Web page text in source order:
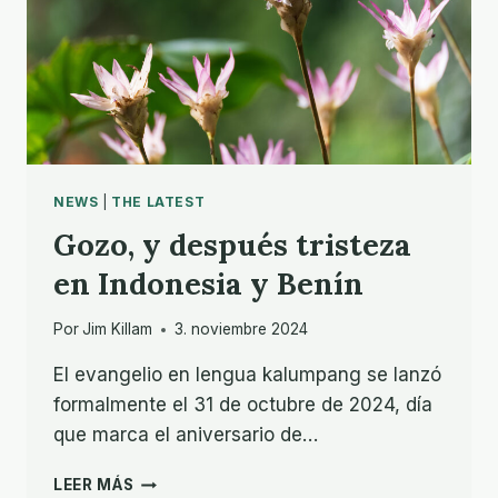
NEWS THE LATEST
Gozo, y después tristeza
en Indonesia y Benín
PorJim Killam 3. noviembre 2024
El evangelio en lengua kalumpang se lanzó
formalmente el 31 de octubre de 2024, día
que marca el aniversario de…
LEER MÁS GOZO,